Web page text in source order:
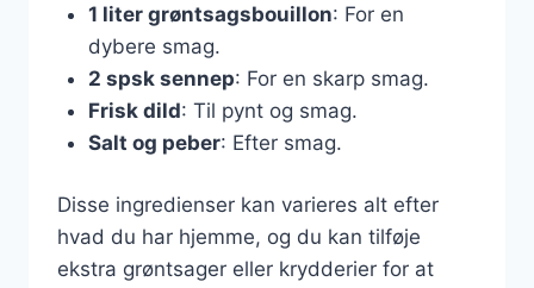
1 liter grøntsagsbouillon: For en
dybere smag.
2 spsk sennep: For en skarp smag.
Frisk dild: Til pynt og smag.
Salt og peber: Efter smag.
Disse ingredienser kan varieres alt efter
hvad du har hjemme, og du kan tilføje
ekstra grøntsager eller krydderier for at